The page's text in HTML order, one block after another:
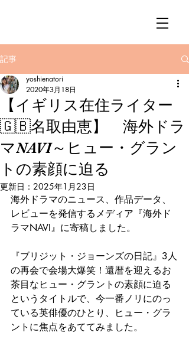
記事
【イギリス在住ライター
🇬🇧名取由恵】 海外ドラ
マNAVI～ヒュー・グラン
トの素顔に迫る
yoshienatori
2020年3月18日
更新日： 2025年1月23日
海外ドラマのニュース、作品データ、
レビューを発信するメディア『海外ド
ラマNAVI』に寄稿しました。
『ブリジット・ジョーンズの日記』3人
の再会で会場大爆笑！還暦を迎えるお
茶目なヒュー・グラントの素顔に迫る
というタイトルで、今一番ノリにのっ
ている英俳優のひとり、ヒュー・グラ
ントに焦点をあててみました。